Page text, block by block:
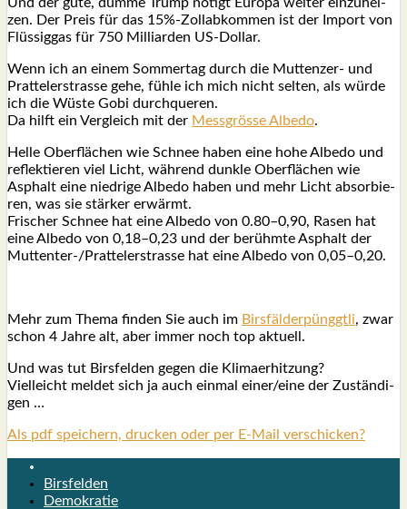
zen. Der Preis für das 15%-Zollabkommen ist der Import von
Flüs­sig­gas für 750 Mil­li­ar­den US-Dol­lar.
Wenn ich an einem Som­mer­tag durch die Mut­ten­zer- und
Prat­tel­er­stras­se gehe, füh­le ich mich nicht sel­ten, als wür­de
ich die Wüs­te Gobi durch­que­ren.
Da hilft ein Ver­gleich mit der Mess­grös­se Albe­do.
Hel­le Ober­flä­chen wie Schnee haben eine hohe Albe­do und
reflek­tie­ren viel Licht, wäh­rend dunk­le Ober­flä­chen wie
Asphalt eine nied­ri­ge Albe­do haben und mehr Licht absor­bie­
ren, was sie stär­ker erwärmt.
Fri­scher Schnee hat eine Albe­do von 0.80–0,90, Rasen hat
eine Albe­do von 0,18–0,23 und der berühm­te Asphalt der
Mut­ten­ter-/Prat­tel­er­stras­se hat eine Albe­do von 0,05–0,20.
Mehr zum The­ma fin­den Sie auch im Birs­fäl­der­pünggt­li, zwar
schon 4 Jah­re alt, aber immer noch top aktu­ell.
Und was tut Birs­fel­den gegen die Kli­ma­er­hit­zung?
Viel­leicht mel­det sich ja auch ein­mal einer/eine der Zustän­di­
gen …
Als pdf speichern, drucken oder per E-Mail verschicken?
Birsfelden
Demokratie